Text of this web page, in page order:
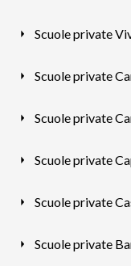
Scuole private
Scuole private
Scuole private
Scuole private
Scuole private
Scuole private